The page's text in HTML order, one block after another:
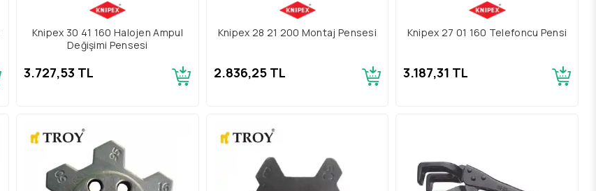
Knipex 30 41 160 Halojen Ampul
Değişimi Pensesi
3.727,53 TL
Knipex 28 21 200 Montaj Pensesi
2.836,25 TL
Knipex 27 01 160 Telefoncu Pensi
3.187,31 TL